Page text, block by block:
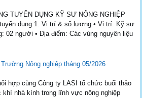
TUYỂN DỤNG KỸ SƯ NÔNG NGHIỆP
dụng 1. Vị trí & số lượng • Vị trí: Kỹ sư
02 người • Địa điểm: Các vùng nguyên liệu
Nông nghiệp tháng 05/2026
hợp cùng Công ty LASI tổ chức buổi thảo
khí nhà kính trong lĩnh vực nông nghiệp